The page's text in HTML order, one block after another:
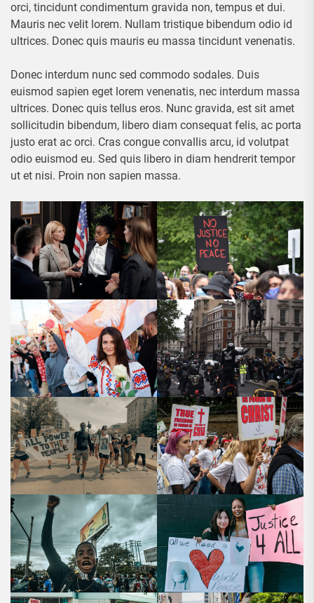
orci, tincidunt condimentum gravida non, tempus et dui.
Mauris nec velit lorem. Nullam tristique bibendum odio id
ultrices. Donec quis mauris eu massa tincidunt venenatis.
Donec interdum nunc sed commodo sodales. Duis
euismod sapien eget lorem venenatis, nec interdum massa
ultrices. Donec quis tellus eros. Nunc gravida, est sit amet
sollicitudin bibendum, libero diam consequat felis, ac porta
justo erat ac orci. Cras congue convallis arcu, id volutpat
odio euismod eu. Sed quis libero in diam hendrerit tempor
ut et nisi. Proin non sapien massa.